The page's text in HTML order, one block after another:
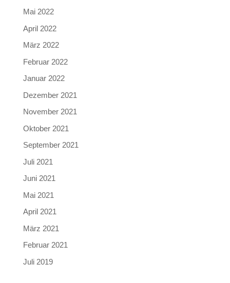
Mai 2022
April 2022
März 2022
Februar 2022
Januar 2022
Dezember 2021
November 2021
Oktober 2021
September 2021
Juli 2021
Juni 2021
Mai 2021
April 2021
März 2021
Februar 2021
Juli 2019